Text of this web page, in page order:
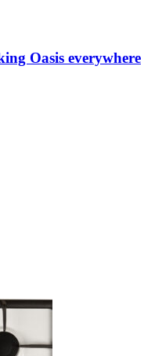
Oasis everywhere